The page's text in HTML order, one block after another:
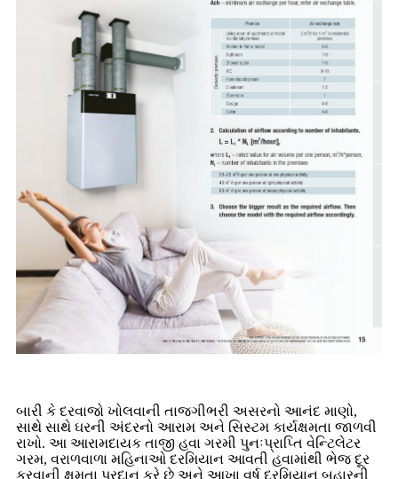
બારી કે દરવાજો ખોલવાની તાજગીભરી અસરનો આનંદ માણો,
સાથે સાથે ઘરની અંદરનો આરામ અને સિસ્ટમ કાર્યક્ષમતા જાળવી
રાખો. આ આરામદાયક તાજી હવા ગરમી પુનઃપ્રાપ્તિ વેન્ટિલેટર
ગરમ, વરાળવાળા મહિનાઓ દરમિયાન આવતી હવામાંથી ભેજ દૂર
કરવાની ક્ષમતા પ્રદાન કરે છે અને આખા વર્ષ દરમિયાન બહારની